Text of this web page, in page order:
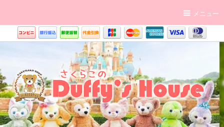
メニュー